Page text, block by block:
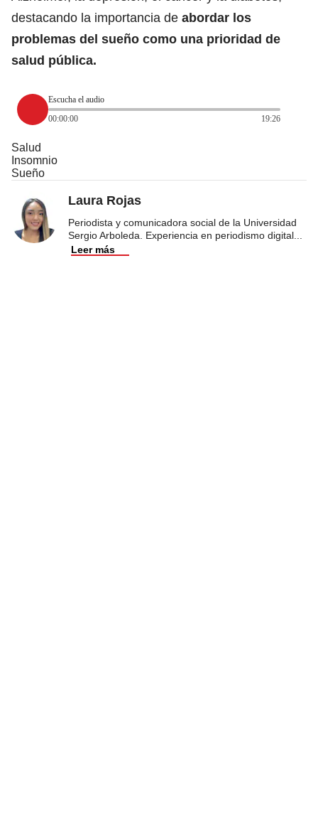
destacando la importancia de abordar los
problemas del sueño como una prioridad de
salud pública.
Escucha el audio
00:00:00
19:26
Salud
Insomnio
Sueño
Laura Rojas
Periodista y comunicadora social de la Universidad
Sergio Arboleda. Experiencia en periodismo digital
Leer más